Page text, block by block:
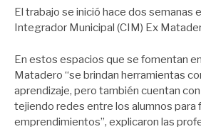
El trabajo se inició hace dos semanas
Integrador Municipal (CIM) Ex
En estos espacios que se fomentan
Matadero “se brindan herramientas
aprendizaje, pero también cuentan
tejiendo redes entre los alumnos para
emprendimientos”, explicaron las